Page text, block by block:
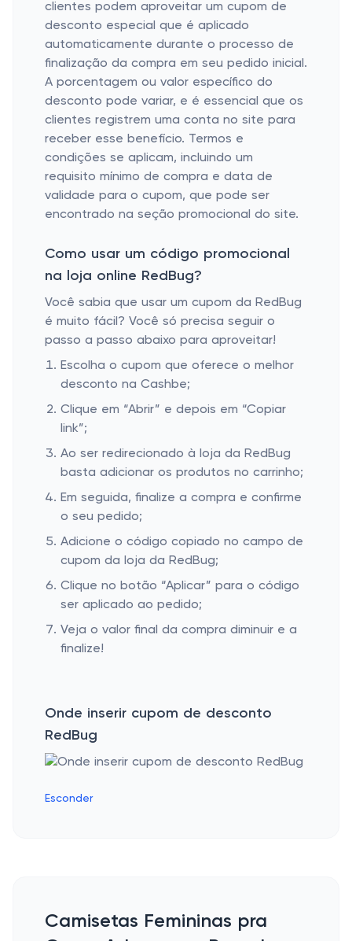
clientes podem aproveitar um cupom de
desconto especial que é aplicado
automaticamente durante o processo de
finalização da compra em seu pedido inicial.
A porcentagem ou valor específico do
desconto pode variar, e é essencial que os
clientes registrem uma conta no site para
receber esse benefício. Termos e
condições se aplicam, incluindo um
requisito mínimo de compra e data de
validade para o cupom, que pode ser
encontrado na seção promocional do site.
Como usar um código promocional
na loja online RedBug?
Você sabia que usar um cupom da RedBug
é muito fácil? Você só precisa seguir o
passo a passo abaixo para aproveitar!
Escolha o cupom que oferece o melhor
desconto na Cashbe;
Clique em “Abrir” e depois em “Copiar
link”;
Ao ser redirecionado à loja da RedBug
basta adicionar os produtos no carrinho;
Em seguida, finalize a compra e confirme
o seu pedido;
Adicione o código copiado no campo de
cupom da loja da RedBug;
Clique no botão “Aplicar” para o código
ser aplicado ao pedido;
Veja o valor final da compra diminuir e a
finalize!
Onde inserir cupom de desconto
RedBug
Esconder
Camisetas Femininas pra